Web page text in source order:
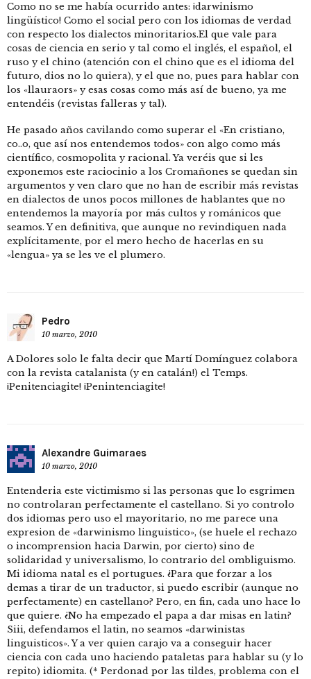
Como no se me había ocurrido antes: ¡darwinismo
lingüístico! Como el social pero con los idiomas de verdad
con respecto los dialectos minoritarios.El que vale para
cosas de ciencia en serio y tal como el inglés, el español, el
ruso y el chino (atención con el chino que es el idioma del
futuro, dios no lo quiera), y el que no, pues para hablar con
los «llauraors» y esas cosas como más así de bueno, ya me
entendéis (revistas falleras y tal).
He pasado años cavilando como superar el «En cristiano,
co..o, que así nos entendemos todos» con algo como más
científico, cosmopolita y racional. Ya veréis que si les
exponemos este raciocinio a los Cromañones se quedan sin
argumentos y ven claro que no han de escribir más revistas
en dialectos de unos pocos millones de hablantes que no
entendemos la mayoría por más cultos y románicos que
seamos. Y en definitiva, que aunque no revindiquen nada
explícitamente, por el mero hecho de hacerlas en su
«lengua» ya se les ve el plumero.
Pedro
10 marzo, 2010
A Dolores solo le falta decir que Martí Domínguez colabora
con la revista catalanista (y en catalán!) el Temps.
¡Penitenciagite! ¡Penintenciagite!
Alexandre Guimaraes
10 marzo, 2010
Entenderia este victimismo si las personas que lo esgrimen
no controlaran perfectamente el castellano. Si yo controlo
dos idiomas pero uso el mayoritario, no me parece una
expresion de «darwinismo linguistico», (se huele el rechazo
o incomprension hacia Darwin, por cierto) sino de
solidaridad y universalismo, lo contrario del ombliguismo.
Mi idioma natal es el portugues. ¿Para que forzar a los
demas a tirar de un traductor, si puedo escribir (aunque no
perfectamente) en castellano? Pero, en fin, cada uno hace lo
que quiere. ¿No ha empezado el papa a dar misas en latin?
Siii, defendamos el latin, no seamos «darwinistas
linguisticos». Y a ver quien carajo va a conseguir hacer
ciencia con cada uno haciendo pataletas para hablar su (y lo
repito) idiomita. (* Perdonad por las tildes, problema con el